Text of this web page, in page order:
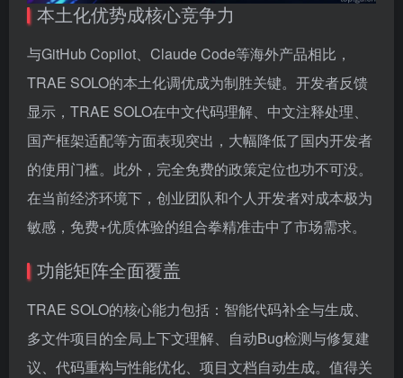
本土化优势成核心竞争力
与GitHub Copilot、Claude Code等海外产品相比，
TRAE SOLO的本土化调优成为制胜关键。开发者反馈
显示，TRAE SOLO在中文代码理解、中文注释处理、
国产框架适配等方面表现突出，大幅降低了国内开发者
的使用门槛。此外，完全免费的政策定位也功不可没。
在当前经济环境下，创业团队和个人开发者对成本极为
敏感，免费+优质体验的组合拳精准击中了市场需求。
功能矩阵全面覆盖
TRAE SOLO的核心能力包括：智能代码补全与生成、
多文件项目的全局上下文理解、自动Bug检测与修复建
议、代码重构与性能优化、项目文档自动生成。值得关